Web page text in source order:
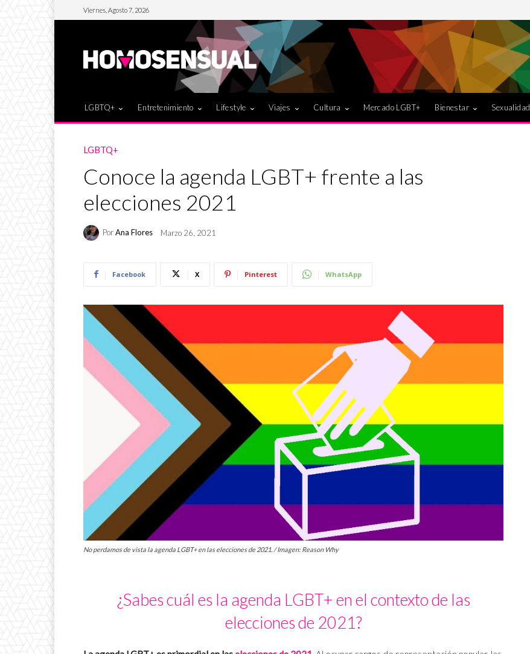
Viernes, Agosto 7, 2026
LGBTQ+ Entretenimiento Lifestyle Viajes Cultura Mercado LGBT+ Bienestar Sexualidad
LGBTQ+
Conoce la agenda LGBT+ frente a las
elecciones 2021
PorAna Flores Marzo 26, 2021
Facebook X Pinterest WhatsApp
No perdamos de vista la agenda LGBT+ en las elecciones de 2021. / Imagen: Reason Why
¿Sabes cuál es la agenda LGBT+ en el contexto de las
elecciones de 2021?